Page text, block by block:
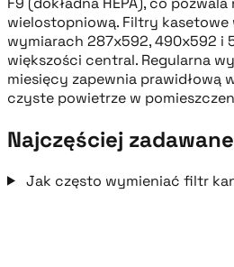
wielostopniową. Filtry
wymiarach 287x592, 490x592 i
większości central. Regularna
miesięcy zapewnia prawidłową
czyste powietrze w
Najczęściej
Jak często wymieniać filtr